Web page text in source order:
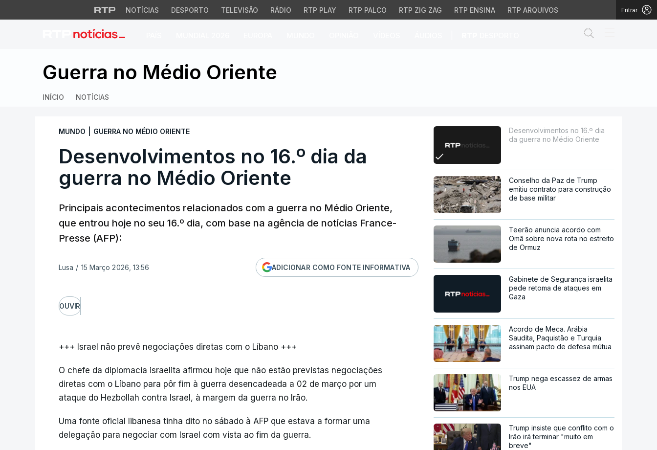
NOTÍCIAS DESPORTO TELEVISÃO RÁDIO RTP PLAY RTP PALCO RTP ZIG ZAG RTP ENSINA RTP ARQUIVOS Entrar
Desenvolvimentos no 16.º dia da guerra no Médio Oriente
Guerra no Médio Oriente
INÍCIO NOTÍCIAS
MUNDO GUERRA NO MÉDIO ORIENTE
Desenvolvimentos no 16.º dia da
guerra no Médio Oriente
Principais acontecimentos relacionados com a guerra no Médio Oriente,
que entrou hoje no seu 16.º dia, com base na agência de notícias France-
Presse (AFP):
Lusa / 15 Março 2026, 13:56 ADICIONAR COMO FONTE INFORMATIVA
OUVIR
+++ Israel não prevê negociações diretas com o Líbano +++
O chefe da diplomacia israelita afirmou hoje que não estão previstas negociações
diretas com o Líbano para pôr fim à guerra desencadeada a 02 de março por um
ataque do Hezbollah contra Israel, à margem da guerra no Irão.
Uma fonte oficial libanesa tinha dito no sábado à AFP que estava a formar uma
delegação para negociar com Israel com vista ao fim da guerra.
Desenvolvimentos no 16.º dia
da guerra no Médio Oriente
Conselho da Paz de Trump
emitiu contrato para construção
de base militar
Teerão anuncia acordo com
Omã sobre nova rota no estreito
de Ormuz
Gabinete de Segurança israelita
pede retoma de ataques em
Gaza
Acordo de Meca. Arábia
Saudita, Paquistão e Turquia
assinam pacto de defesa mútua
Trump nega escassez de armas
nos EUA
Trump insiste que conflito com o
Irão irá terminar "muito em
breve"